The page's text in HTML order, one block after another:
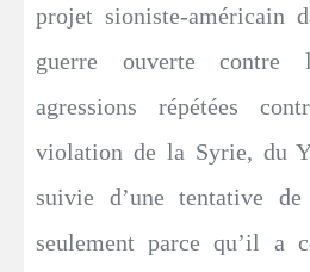
projet sioniste-américain
guerre ouverte contre
agressions répétées
violation de la Syrie, du
suivie d’une tentative
seulement parce qu’il a